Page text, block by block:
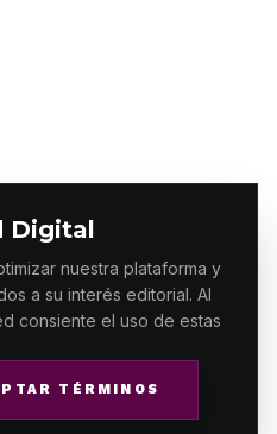
Digital
nuestra plataforma y
a su interés editorial. Al
consiente el uso de estas
TÉRMINOS
DERECHOS